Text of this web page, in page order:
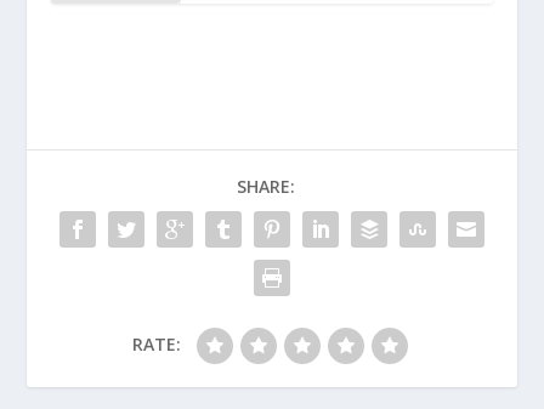
SHARE:
RATE: